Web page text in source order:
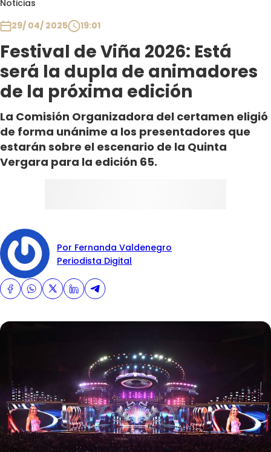
Noticias
29/ 04/ 2025
19:01
Festival de Viña 2026: Está
será la dupla de animadores
de la próxima edición
La Comisión Organizadora del certamen eligió
de forma unánime a los presentadores que
estarán sobre el escenario de la Quinta
Vergara para la edición 65.
Por Fernanda Valdenegro
Periodista Digital
Club De La Comedia
Contigo en Directo
Plan Perfecto
El Tiempo
Sabingo
Todos Los Programas